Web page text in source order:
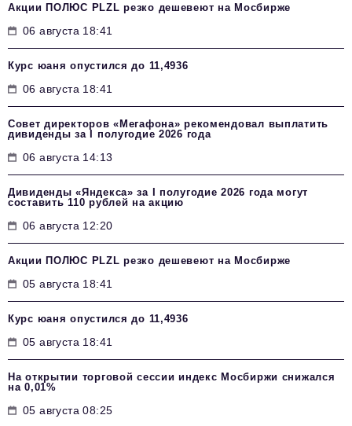
Акции ПОЛЮС PLZL резко дешевеют на Мосбирже
06 августа 18:41
Курс юаня опустился до 11,4936
06 августа 18:41
Совет директоров «Мегафона» рекомендовал выплатить
дивиденды за I полугодие 2026 года
06 августа 14:13
Дивиденды «Яндекса» за I полугодие 2026 года могут
составить 110 рублей на акцию
06 августа 12:20
Акции ПОЛЮС PLZL резко дешевеют на Мосбирже
05 августа 18:41
Курс юаня опустился до 11,4936
05 августа 18:41
На открытии торговой сессии индекс Мосбиржи снижался
на 0,01%
05 августа 08:25